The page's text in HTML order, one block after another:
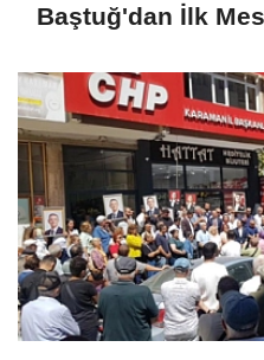
Baştuğ'dan İlk
Edeceğiz"